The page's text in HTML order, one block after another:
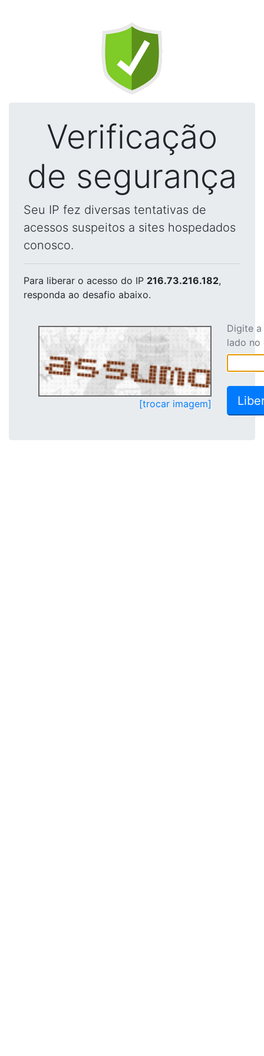
Verificação
de segurança
Seu IP fez diversas tentativas de
acessos suspeitos a sites hospedados
conosco.
Para liberar o acesso do IP 216.73.216.182,
responda ao desafio abaixo.
[trocar imagem]
Digite
lado no